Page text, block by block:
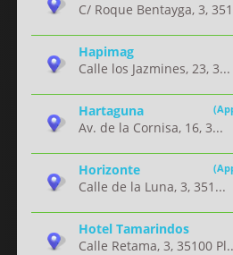
C/ Roque Bentayga, 3,
Hapimag
Calle los Jazmines, 23, 3...
Hartaguna
Av. de la Cornisa, 16, 3...
Horizonte
Calle de la Luna, 3, 351...
Hotel Tamarindos
Calle Retama, 3, 35100